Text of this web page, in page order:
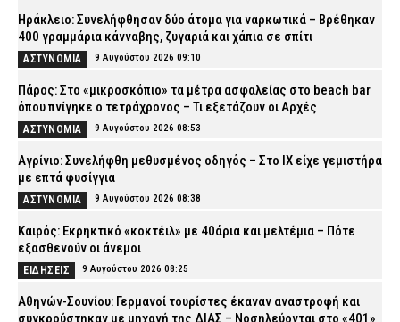
Ηράκλειο: Συνελήφθησαν δύο άτομα για ναρκωτικά – Βρέθηκαν
400 γραμμάρια κάνναβης, ζυγαριά και χάπια σε σπίτι
ΑΣΤΥΝΟΜΙΑ 9 Αυγούστου 2026 09:10
Πάρος: Στο «μικροσκόπιο» τα μέτρα ασφαλείας στο beach bar
όπου πνίγηκε ο τετράχρονος – Τι εξετάζουν οι Αρχές
ΑΣΤΥΝΟΜΙΑ 9 Αυγούστου 2026 08:53
Αγρίνιο: Συνελήφθη μεθυσμένος οδηγός – Στο ΙΧ είχε γεμιστήρα
με επτά φυσίγγια
ΑΣΤΥΝΟΜΙΑ 9 Αυγούστου 2026 08:38
Καιρός: Eκρηκτικό «κοκτέιλ» με 40άρια και μελτέμια – Πότε
εξασθενούν οι άνεμοι
ΕΙΔΗΣΕΙΣ 9 Αυγούστου 2026 08:25
Αθηνών-Σουνίου: Γερμανοί τουρίστες έκαναν αναστροφή και
συγκρούστηκαν με μηχανή της ΔΙΑΣ – Νοσηλεύονται στο «401»